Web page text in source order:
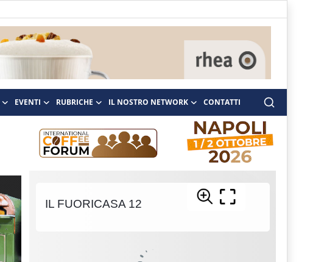
EVENTI RUBRICHE IL NOSTRO NETWORK CONTATTI